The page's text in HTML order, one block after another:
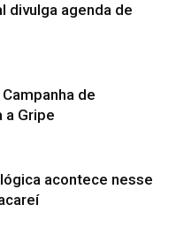
divulga agenda de
de
a Gripe
acontece nesse